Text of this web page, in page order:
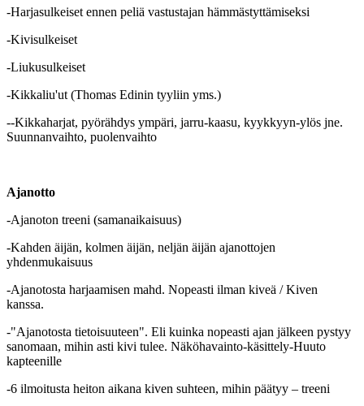
-Harjasulkeiset ennen peliä vastustajan hämmästyttämiseksi
-Kivisulkeiset
-Liukusulkeiset
-Kikkaliu'ut (Thomas Edinin tyyliin yms.)
--Kikkaharjat, pyörähdys ympäri, jarru-kaasu, kyykkyyn-ylös jne.
Suunnanvaihto, puolenvaihto
Ajanotto
-Ajanoton treeni (samanaikaisuus)
-Kahden äijän, kolmen äijän, neljän äijän ajanottojen
yhdenmukaisuus
-Ajanotosta harjaamisen mahd. Nopeasti ilman kiveä / Kiven
kanssa.
-"Ajanotosta tietoisuuteen". Eli kuinka nopeasti ajan jälkeen pystyy
sanomaan, mihin asti kivi tulee. Näköhavainto-käsittely-Huuto
kapteenille
-6 ilmoitusta heiton aikana kiven suhteen, mihin päätyy – treeni